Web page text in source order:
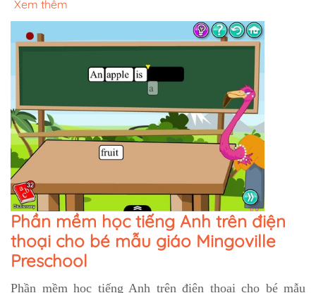
Xem thêm
Phần mềm học tiếng Anh trên điện
thoại cho bé mẫu giáo Mingoville
Preschool
Phần mềm học tiếng Anh trên điện thoại cho bé mẫu